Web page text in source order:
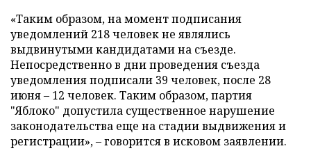
«Таким образом, на момент подписания
уведомлений 218 человек не являлись
выдвинутыми кандидатами на съезде.
Непосредственно в дни проведения съезда
уведомления подписали 39 человек, после 28
июня – 12 человек. Таким образом, партия
"Яблоко" допустила существенное нарушение
законодательства еще на стадии выдвижения и
регистрации», – говорится в исковом заявлении.